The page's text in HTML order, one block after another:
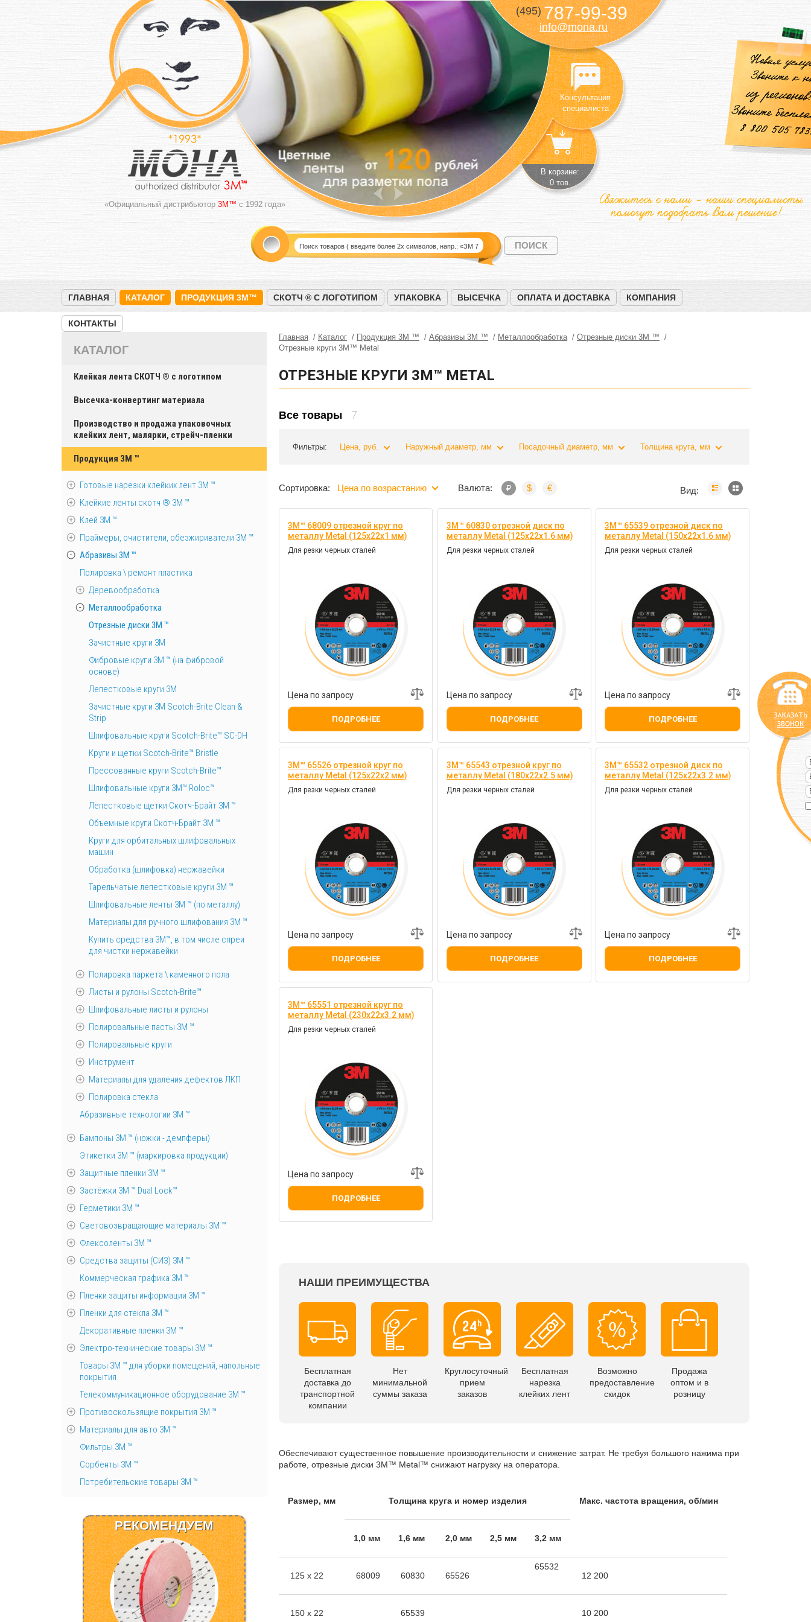
«Официальный дистрибьютор 3M™ с 1992 года»
(495)787-99-39
info@mona.ru
Консультация
специалиста
В корзине:
0 тов.
ГЛАВНАЯ КАТАЛОГ ПРОДУКЦИЯ 3M™ СКОТЧ ® С ЛОГОТИПОМ УПАКОВКА ВЫСЕЧКА ОПЛАТА И ДОСТАВКА КОМПАНИЯ
КОНТАКТЫ
Главная Каталог Продукция 3M ™ Абразивы 3М ™ Металлообработка
Отрезные диски 3М ™
Отрезные круги 3M™ Metal
ОТРЕЗНЫЕ КРУГИ 3M™ METAL
Все товары 7
Фильтры: Цена, руб. Наружный диаметр, мм Посадочный диаметр, мм Толщина круга, мм
Сортировка: Цена по возрастанию Валюта: ₽ $ € Вид:
3M™ 68009 отрезной круг по
металлу Metal (125х22х1 мм)
Для резки черных сталей
Цена по запросу
ПОДРОБНЕЕ
3M™ 60830 отрезной диск по
металлу Metal (125х22х1.6 мм)
Для резки черных сталей
Цена по запросу
ПОДРОБНЕЕ
3M™ 65539 отрезной диск по
металлу Metal (150х22х1.6 мм)
Для резки черных сталей
Цена по запросу
ПОДРОБНЕЕ
3M™ 65526 отрезной круг по
металлу Metal (125х22х2 мм)
Для резки черных сталей
Цена по запросу
ПОДРОБНЕЕ
3M™ 65543 отрезной круг по
металлу Metal (180х22х2.5 мм)
Для резки черных сталей
Цена по запросу
ПОДРОБНЕЕ
3M™ 65532 отрезной диск по
металлу Metal (125х22х3.2 мм)
Для резки черных сталей
Цена по запросу
ПОДРОБНЕЕ
3M™ 65551 отрезной круг по
металлу Metal (230х22х3.2 мм)
Для резки черных сталей
Цена по запросу
ПОДРОБНЕЕ
НАШИ ПРЕИМУЩЕСТВА
Бесплатная
доставка до
транспортной
компании
Нет
минимальной
суммы заказа
Круглосуточный
прием
заказов
Бесплатная
нарезка
клейких лент
Возможно
предоставление
скидок
Продажа
оптом и в
розницу
Обеспечивают существенное повышение производительности и снижение затрат. Не требуя большого нажима при
работе, отрезные диски 3М™ Metal™ снижают нагрузку на оператора.
Размер, мм Толщина круга и номер изделия Макс. частота вращения, об/мин
1,0 мм 1,6 мм 2,0 мм 2,5 мм 3,2 мм
125 х 22 68009 60830 65526
65532
12 200
150 х 22 65539 10 200
КАТАЛОГ
Клейкая лента СКОТЧ ® с логотипом
Высечка-конвертинг материала
Производство и продажа упаковочных
клейких лент, малярки, стрейч-пленки
Продукция 3M ™
Готовые нарезки клейких лент 3M ™
Клейкие ленты скотч ® 3M ™
Клей 3М ™
Праймеры, очистители, обезжириватели 3М ™
Абразивы 3М ™
Полировка \ ремонт пластика
Деревообработка
Металлообработка
Отрезные диски 3М ™
Зачистные круги 3М
Фибровые круги 3М ™ (на фибровой
основе)
Лепестковые круги 3M
Зачистные круги 3М Scotch-Brite Clean &
Strip
Шлифовальные круги Scotch-Brite™ SC-DH
Круги и щетки Scotch-Brite™ Bristle
Прессованные круги Scotch-Brite™
Шлифовальные круги 3M™ Roloc™
Лепестковые щетки Скотч-Брайт 3М ™
Объемные круги Скотч-Брайт 3M ™
Круги для орбитальных шлифовальных
машин
Обработка (шлифовка) нержавейки
Тарельчатые лепестковые круги 3М ™
Шлифовальные ленты 3M ™ (по металлу)
Материалы для ручного шлифования 3М ™
Купить средства 3М™, в том числе спреи
для чистки нержавейки
Полировка паркета \ каменного пола
Листы и рулоны Scotch-Brite™
Шлифовальные листы и рулоны
Полировальные пасты 3М ™
Полировальные круги
Инструмент
Материалы для удаления дефектов ЛКП
Полировка стекла
Абразивные технологии 3М ™
Бампоны 3М ™ (ножки - демпферы)
Этикетки 3М ™ (маркировка продукции)
Защитные пленки 3М ™
Застёжки 3М ™ Dual Lock™
Герметики 3М ™
Световозвращающие материалы 3М ™
Флексоленты 3М ™
Средства защиты (СИЗ) 3M ™
Коммерческая графика 3М ™
Пленки защиты информации 3М ™
Пленки для стекла 3М ™
Декоративные пленки 3М ™
Электро-технические товары 3М ™
Товары 3М ™ для уборки помещений, напольные
покрытия
Телекоммуникационное оборудование 3М ™
Противоскользящие покрытия 3М ™
Материалы для авто 3М ™
Фильтры 3М ™
Сорбенты 3М ™
Потребительские товары 3М ™
РЕКОМЕНДУЕМ